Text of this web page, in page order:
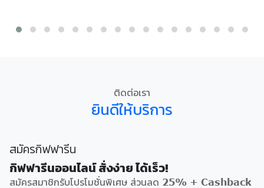
ติดต่อเรา
ยินดีให้บริการ
สมัครกิฟฟารีน
กิฟฟารีนออนไลน์ สั่งง่าย ได้เร็ว!
สมัครสมาชิกรับโปรโมชั่นพิเศษ ส่วนลด 25% + Cashback